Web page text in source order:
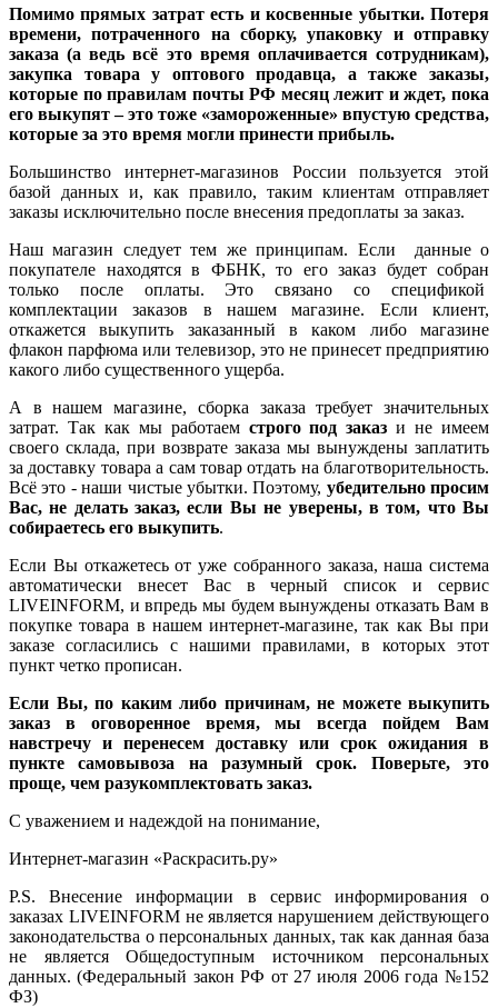
Помимо прямых затрат есть и косвенные убытки. Потеря
времени, потраченного на сборку, упаковку и отправку
заказа (а ведь всё это время оплачивается сотрудникам),
закупка товара у оптового продавца, а также заказы,
которые по правилам почты РФ месяц лежит и ждет, пока
его выкупят – это тоже «замороженные» впустую средства,
которые за это время могли принести прибыль.
Большинство интернет-магазинов России пользуется этой
базой данных и, как правило, таким клиентам отправляет
заказы исключительно после внесения предоплаты за заказ.
Наш магазин следует тем же принципам. Если данные о
покупателе находятся в ФБНК, то его заказ будет собран
только после оплаты. Это связано со спецификой
комплектации заказов в нашем магазине. Если клиент,
откажется выкупить заказанный в каком либо магазине
флакон парфюма или телевизор, это не принесет предприятию
какого либо существенного ущерба.
А в нашем магазине, сборка заказа требует значительных
затрат. Так как мы работаем строго под заказ и не имеем
своего склада, при возврате заказа мы вынуждены заплатить
за доставку товара а сам товар отдать на благотворительность.
Всё это - наши чистые убытки. Поэтому, убедительно просим
Вас, не делать заказ, если Вы не уверены, в том, что Вы
собираетесь его выкупить.
Если Вы откажетесь от уже собранного заказа, наша система
автоматически внесет Вас в черный список и сервис
LIVEINFORM, и впредь мы будем вынуждены отказать Вам в
покупке товара в нашем интернет-магазине, так как Вы при
заказе согласились с нашими правилами, в которых этот
пункт четко прописан.
Если Вы, по каким либо причинам, не можете выкупить
заказ в оговоренное время, мы всегда пойдем Вам
навстречу и перенесем доставку или срок ожидания в
пункте самовывоза на разумный срок. Поверьте, это
проще, чем разукомплектовать заказ.
С уважением и надеждой на понимание,
Интернет-магазин «Раскрасить.ру»
P.S. Внесение информации в сервис информирования о
заказах LIVEINFORM не является нарушением действующего
законодательства о персональных данных, так как данная база
не является Общедоступным источником персональных
данных. (Федеральный закон РФ от 27 июля 2006 года №152
ФЗ)